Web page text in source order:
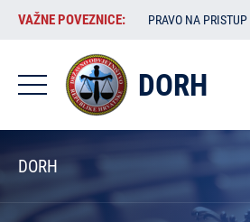
Skoči
sadržaj
VAŽNE
POVEZNICE:
VAŽNE POVEZNICE: PRAVO NA
DORH
Izbornik
na
DORH